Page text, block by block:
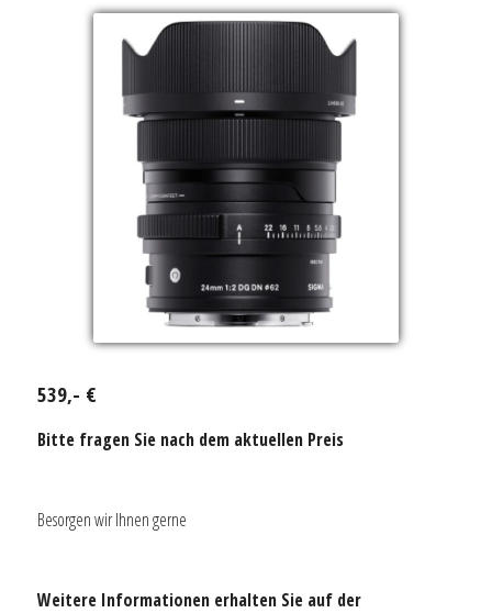
539,- €
Bitte fragen Sie nach dem aktuellen Preis
Besorgen wir Ihnen gerne
Weitere Informationen erhalten Sie auf der